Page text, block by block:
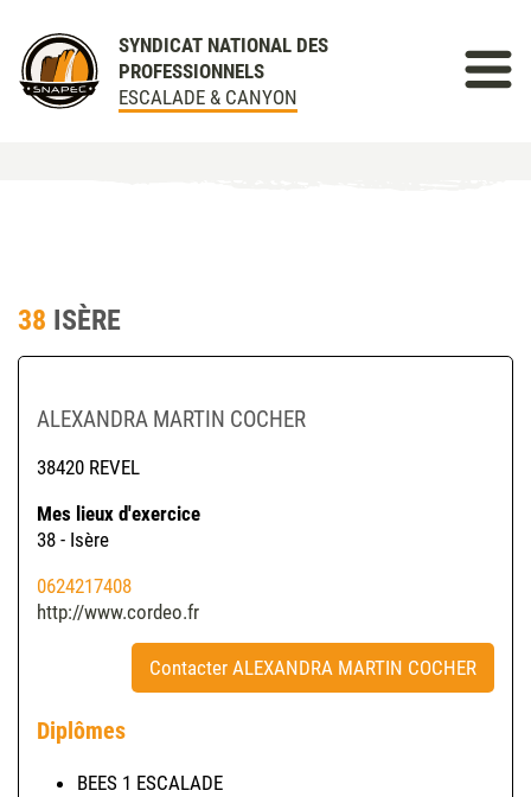
SYNDICAT NATIONAL DES
PROFESSIONNELS
ESCALADE & CANYON
38 ISÈRE
ALEXANDRA MARTIN COCHER
38420 REVEL
Mes lieux d'exercice
38 - Isère
0624217408
http://www.cordeo.fr
Contacter ALEXANDRA MARTIN COCHER
Diplômes
BEES 1 ESCALADE